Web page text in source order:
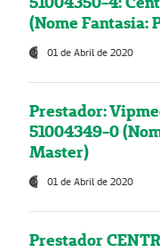
(Nome Fantasia:
01 de Abril de 2020
Prestador:
51004349-0
Master)
01 de Abril de 2020
Prestador